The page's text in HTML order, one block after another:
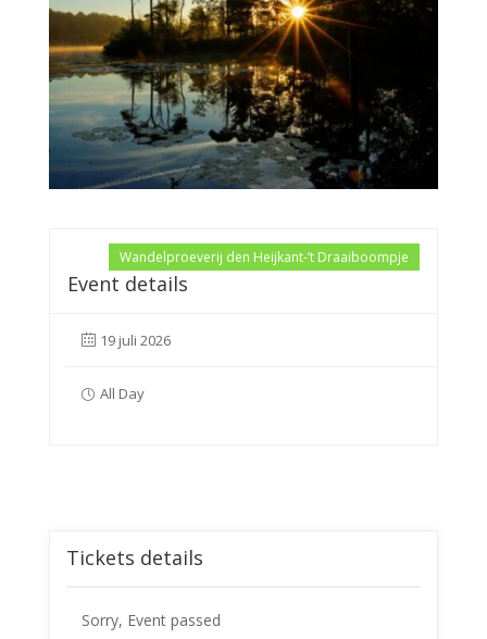
Wandelproeverij den Heijkant-’t Draaiboompje
Event details
19 juli 2026
All Day
Tickets details
Sorry, Event passed